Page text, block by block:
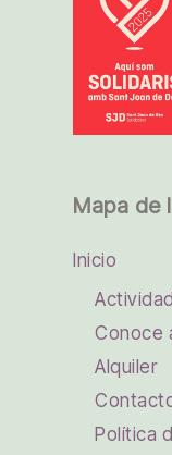
Mapa de
Inicio
Conoce
Alquiler
Política